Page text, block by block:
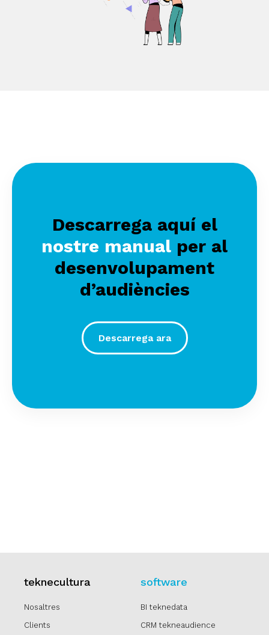
Descarrega aquí el
nostre manual per al
desenvolupament
d’audiències
Descarrega ara
teknecultura
Nosaltres
Clients
software
BI teknedata
CRM tekneaudience